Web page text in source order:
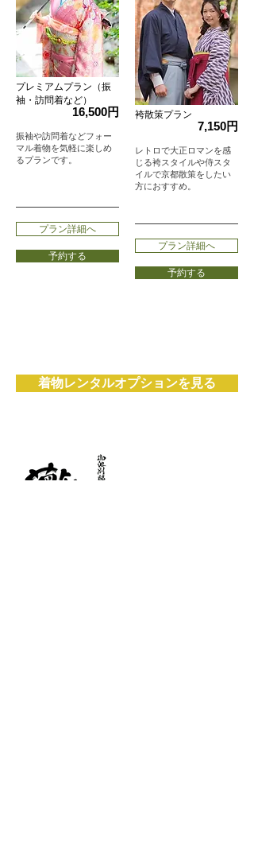
プレミアムプラン（振
袖・訪問着など）
16,500円
振袖や訪問着などフォー
マル着物を気軽に楽しめ
るプランです。
プラン詳細へ
予約する
袴散策プラン
7,150円
レトロで大正ロマンを感
じる袴スタイルや侍スタ
イルで京都散策をしたい
方におすすめ。
プラン詳細へ
予約する
着物レンタルオプションを見る